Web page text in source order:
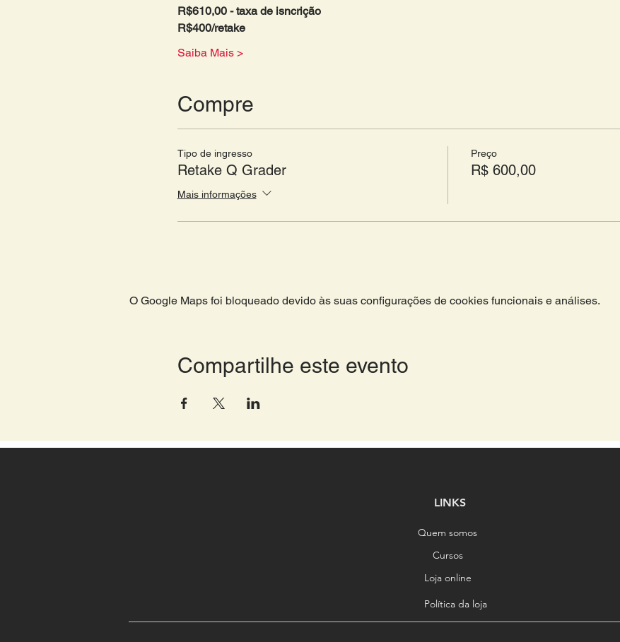
R$610,00 - taxa de isncrição
R$400/retake
Saiba Mais >
Compre
Tipo de ingresso
Retake Q Grader
Mais informações
Preço
R$ 600,00
O Google Maps foi bloqueado devido às suas configurações de cookies funcionais e análises.
Compartilhe este evento
LINKS
Quem somos
Cursos
Loja online
Política da loja